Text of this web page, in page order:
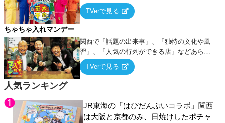
人気ランキング
JR東海の「はぴだんぶいコラボ」関西
は大阪と京都のみ、日焼けしたポチャ
ー！
TVerで見る
ちゃちゃ入れマンデー
関西で「話題の出来事」、「独特の文化や風
習」、「人気の行列ができる店」などあらゆ
るテーマについて好き放題にちゃちゃを入れ
ていく関西色を前面に押し出したトークバラ
TVerで見る